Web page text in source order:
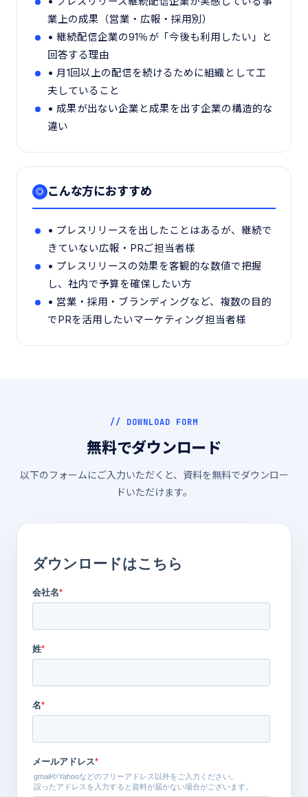
業上の成果（営業・広報・採用別）
• 継続配信企業の91％が「今後も利用したい」と
回答する理由
• 月1回以上の配信を続けるために組織として工
夫していること
• 成果が出ない企業と成果を出す企業の構造的な
違い
◎ こんな方におすすめ
• プレスリリースを出したことはあるが、継続で
きていない広報・PRご担当者様
• プレスリリースの効果を客観的な数値で把握
し、社内で予算を確保したい方
• 営業・採用・ブランディングなど、複数の目的
でPRを活用したいマーケティング担当者様
// DOWNLOAD FORM
無料でダウンロード
以下のフォームにご入力いただくと、資料を無料でダウンロー
ドいただけます。